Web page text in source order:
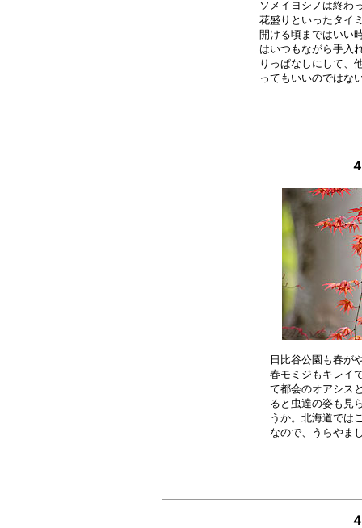
ソメイヨシノは終わ
花盛りといったタイ
開ける頃まではいい
はいつもながら手入
りっぱなしにして、
日比谷公園も春が
春モミジもキレイ
て都会のオアシス
ると虫達の姿も見
うか。北海道では